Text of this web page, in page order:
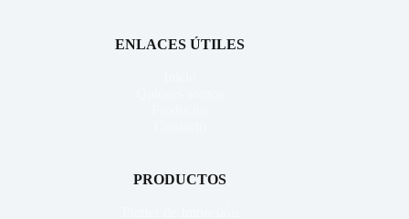
ENLACES ÚTILES
PRODUCTOS